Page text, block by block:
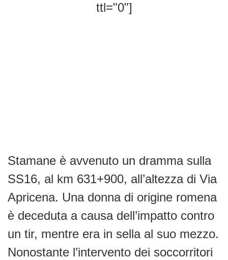
ttl="0"]
Stamane è avvenuto un dramma sulla
SS16, al km 631+900, all’altezza di Via
Apricena. Una donna di origine romena
è deceduta a causa dell’impatto contro
un tir, mentre era in sella al suo mezzo.
Nonostante l’intervento dei soccorritori